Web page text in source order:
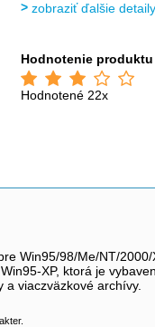
zobraziť ďalšie detaily
Hodnotenie produktu
Hodnotené 22x
Win95/98/Me/NT/
XP, ktorá je
viaczväzkové archívy.